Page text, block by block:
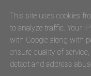
This site uses cookies
to analyze traffic. Your
with Google along with
ensure quality of
detect and address